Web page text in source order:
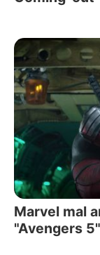
Marvel mal
"Avengers